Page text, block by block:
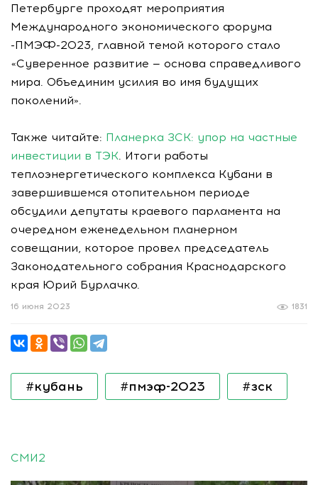
Петербурге проходят мероприятия
Международного экономического форума
-ПМЭФ-2023, главной темой которого стало
«Суверенное развитие — основа справедливого
мира. Объединим усилия во имя будущих
поколений».
Также читайте: Планерка ЗСК: упор на частные
инвестиции в ТЭК. Итоги работы
теплоэнергетического комплекса Кубани в
завершившемся отопительном периоде
обсудили депутаты краевого парламента на
очередном еженедельном планерном
совещании, которое провел председатель
Законодательного собрания Краснодарского
края Юрий Бурлачко.
1831
16 июня 2023
#кубань #пмэф-2023 #зск
СМИ2